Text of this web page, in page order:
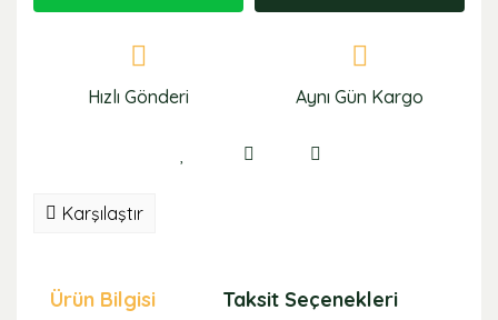
Hızlı Gönderi Aynı Gün Kargo
Karşılaştır
Ürün Bilgisi Taksit Seçenekleri